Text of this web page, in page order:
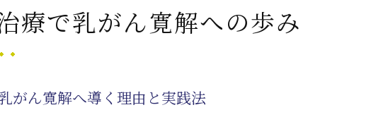
天啓気功治療や療法で活性化するクンダリニー覚醒が導
天啓気功治療による天啓気功治療や療法で活性化す
心身のバランスを整える天啓気功治療や療法で活性
療で乳がん寛解への歩み
がん寛解へ導く理由と実践法